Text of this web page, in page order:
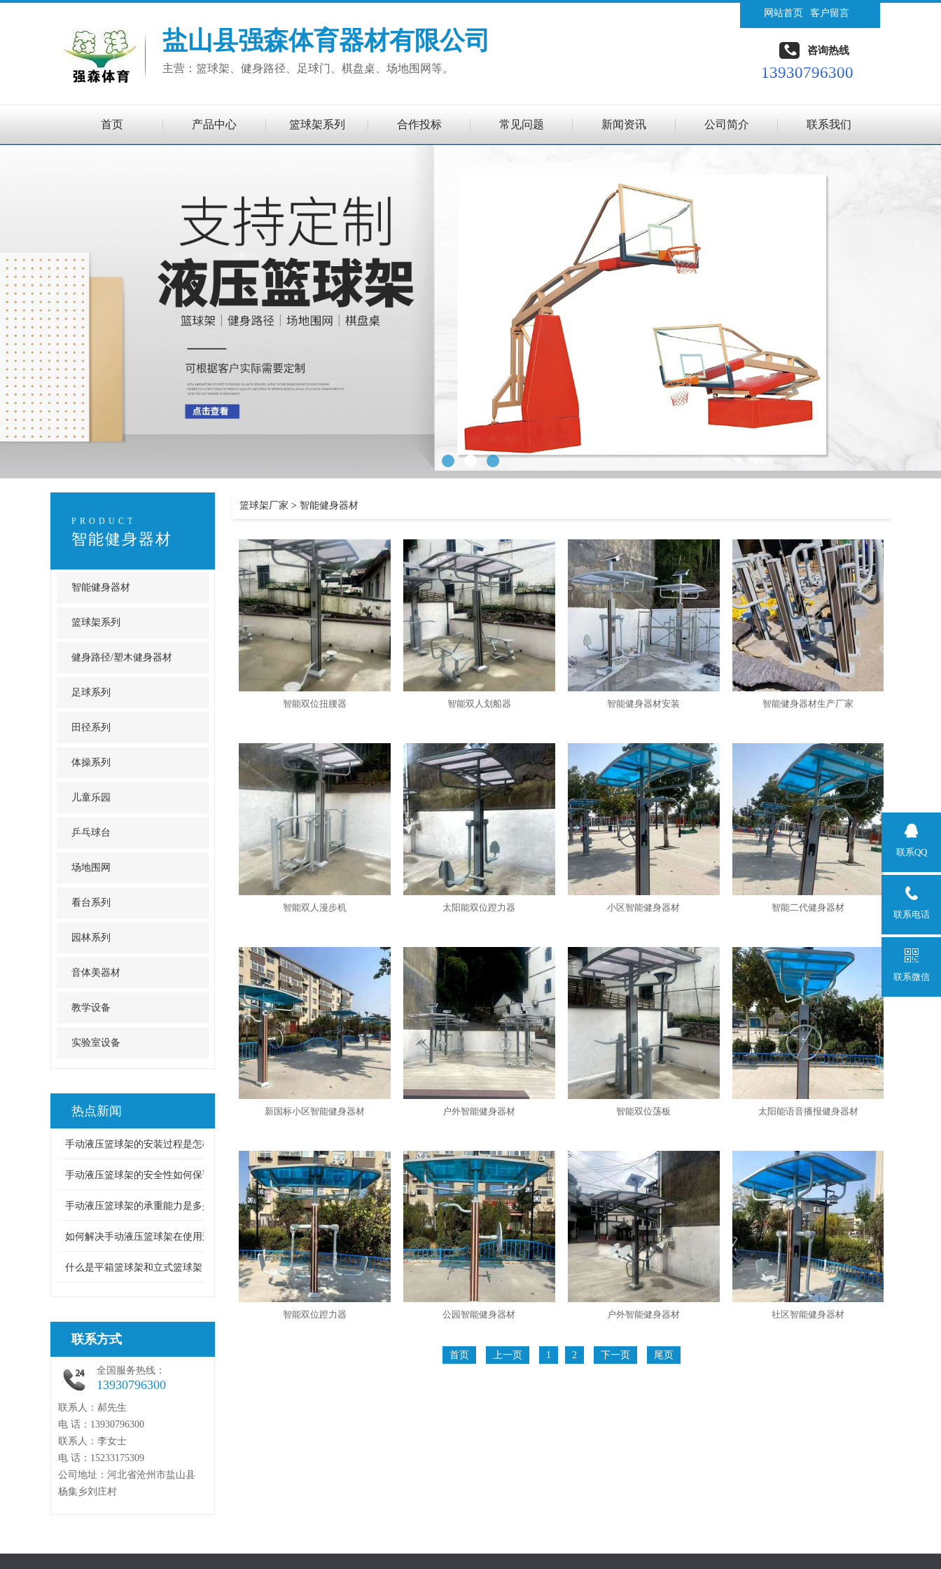
盐山县强森体育器材有限公司
主营：篮球架、健身路径、足球门、棋盘桌、场地围网等。
网站首页 客户留言
咨询热线
13930796300
首页 产品中心 篮球架系列 合作投标 常见问题 新闻资讯 公司简介 联系我们
PRODUCT
智能健身器材
智能健身器材
篮球架系列
健身路径/塑木健身器材
足球系列
田径系列
体操系列
儿童乐园
乒乓球台
场地围网
看台系列
园林系列
音体美器材
教学设备
实验室设备
热点新闻
手动液压篮球架的安装过程是怎样 ...
手动液压篮球架的安全性如何保证
手动液压篮球架的承重能力是多少
如何解决手动液压篮球架在使用过 ...
什么是平箱篮球架和立式篮球架
联系方式
全国服务热线：
13930796300
联系人：郝先生
电 话：13930796300
联系人：李女士
电 话：15233175309
公司地址：河北省沧州市盐山县
杨集乡刘庄村
篮球架厂家 > 智能健身器材
智能双位扭腰器 智能双人划船器 智能健身器材安装 智能健身器材生产厂家
智能双人漫步机 太阳能双位蹬力器 小区智能健身器材 智能二代健身器材
新国标小区智能健身器材 户外智能健身器材 智能双位荡板 太阳能语音播报健身器材
智能双位蹬力器 公园智能健身器材 户外智能健身器材 社区智能健身器材
首页 上一页 1 2 下一页 尾页
联系QQ
联系电话
联系微信